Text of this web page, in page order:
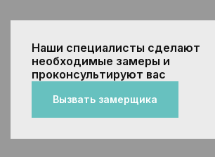
Наши специалисты сделают
необходимые замеры и
проконсультируют вас
Вызвать замерщика